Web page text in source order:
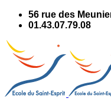
56 rue des
01.43.07.79.08